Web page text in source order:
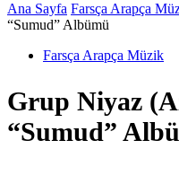
Ana Sayfa Farsça Arapça
“Sumud” Albümü
Farsça Arapça Müzik
Grup Niyaz
“Sumud”